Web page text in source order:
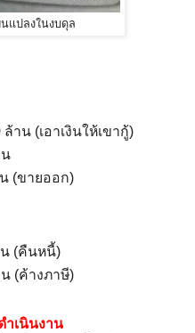
แปลงในงบดุล
าน (เอาเงินให้เขากู้)
(ขายออก)
น (คืนหนี้)
(ค้างภาษี)
ำเนินงาน